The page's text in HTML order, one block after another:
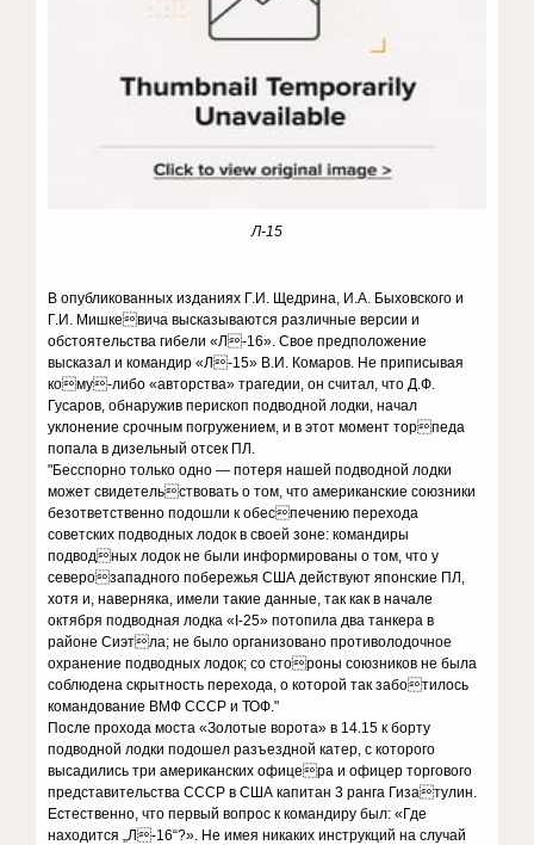
Л-15
В опубликованных изданиях Г.И. Щедрина, И.А. Быховского и
Г.И. Мишкевича высказываются различные версии и
обстоятельства гибели «Л-16». Свое предположение
высказал и командир «Л-15» В.И. Комаров. Не приписывая
кому-либо «авторства» трагедии, он считал, что Д.Ф.
Гусаров, обнаружив перископ подводной лодки, начал
уклонение срочным погружением, и в этот момент торпеда
попала в дизельный отсек ПЛ.
"Бесспорно только одно — потеря нашей подводной лодки
может свидетельствовать о том, что американские союзники
безответственно подошли к обеспечению перехода
советских подводных лодок в своей зоне: командиры
подводных лодок не были информированы о том, что у
северозападного побережья США действуют японские ПЛ,
хотя и, наверняка, имели такие данные, так как в начале
октября подводная лодка «I-25» потопила два танкера в
районе Сиэтла; не было организовано противолодочное
охранение подводных лодок; со стороны союзников не была
соблюдена скрытность перехода, о которой так заботилось
командование ВМФ СССР и ТОФ."
После прохода моста «Золотые ворота» в 14.15 к борту
подводной лодки подошел разъездной катер, с которого
высадились три американских офицера и офицер торгового
представительства СССР в США капитан 3 ранга Гизатулин.
Естественно, что первый вопрос к командиру был: «Где
находится „Л-16“?». Не имея никаких инструкций на случай